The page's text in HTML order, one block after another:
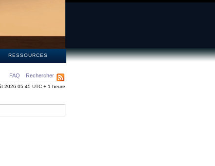
RESSOURCES
FAQ Rechercher
2026 05:45 UTC + 1 heure